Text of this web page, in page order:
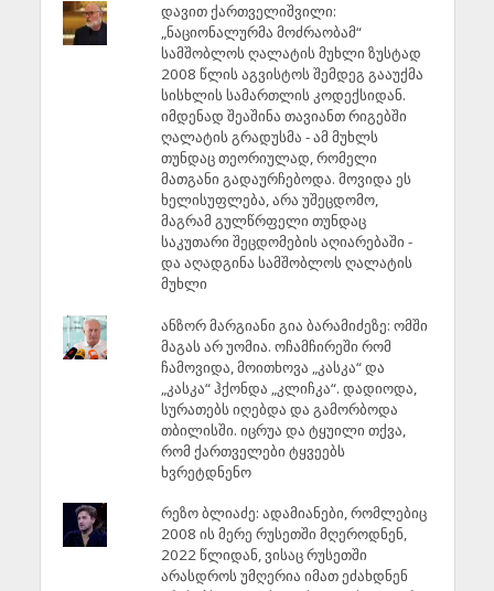
დავით ქართველიშვილი:
„ნაციონალურმა მოძრაობამ“
სამშობლოს ღალატის მუხლი ზუსტად
2008 წლის აგვისტოს შემდეგ გააუქმა
სისხლის სამართლის კოდექსიდან.
იმდენად შეაშინა თავიანთ რიგებში
ღალატის გრადუსმა - ამ მუხლს
თუნდაც თეორიულად, რომელი
მათგანი გადაურჩებოდა. მოვიდა ეს
ხელისუფლება, არა უშეცდომო,
მაგრამ გულწრფელი თუნდაც
საკუთარი შეცდომების აღიარებაში -
და აღადგინა სამშობლოს ღალატის
მუხლი
ანზორ მარგიანი გია ბარამიძეზე: ომში
მაგას არ უომია. ოჩამჩირეში რომ
ჩამოვიდა, მოითხოვა „კასკა“ და
„კასკა“ ჰქონდა „კლიჩკა“. დადიოდა,
სურათებს იღებდა და გამორბოდა
თბილისში. იცრუა და ტყუილი თქვა,
რომ ქართველები ტყვეებს
ხვრეტდნენო
რეზო ბლიაძე: ადამიანები, რომლებიც
2008 ის მერე რუსეთში მღეროდნენ,
2022 წლიდან, ვისაც რუსეთში
არასდროს უმღერია იმათ ეძახდნენ